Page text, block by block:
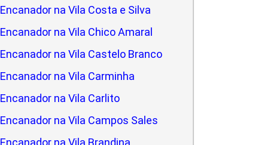
Encanador na Vila Costa e Silva
Encanador na Vila Chico Amaral
Encanador na Vila Castelo Branco
Encanador na Vila Carminha
Encanador na Vila Carlito
Encanador na Vila Campos Sales
Encanador na Vila Brandina